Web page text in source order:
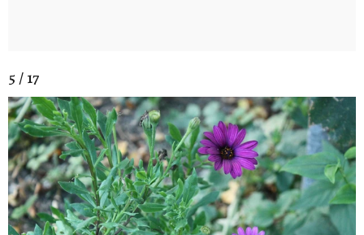
5 / 17